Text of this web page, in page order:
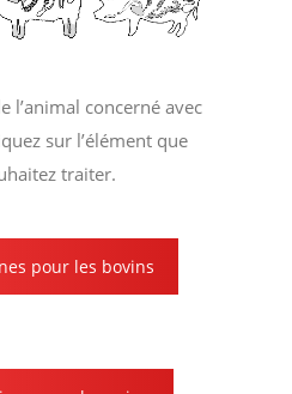
l’animal concerné avec
sur l’élément que
traiter.
pour les bovins